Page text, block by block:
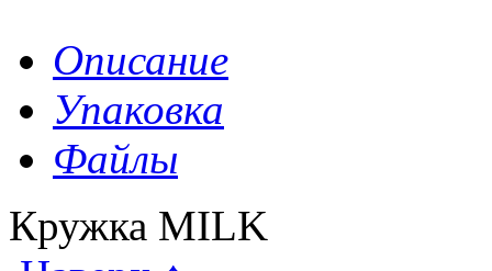
Описание
Упаковка
Файлы
Кружка MILK